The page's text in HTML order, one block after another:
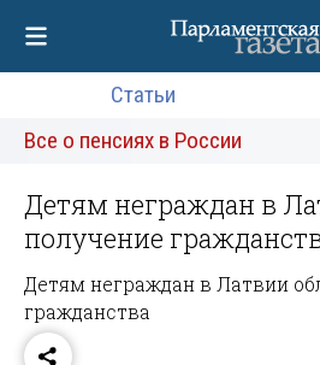
Статьи
Все о пенсиях в России
Детям неграждан в
получение
Детям неграждан в Латвии
гражданства